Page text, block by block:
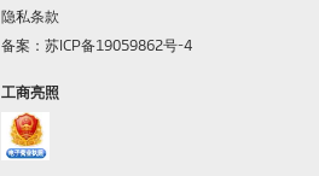
隐私条款
备案：苏ICP备19059862号-4
工商亮照